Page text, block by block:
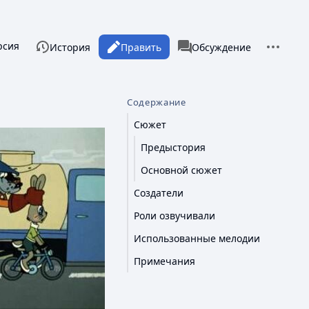
Править
История associated-pages
Статья
Обсуждение
Содержание
Сюжет
Предыстория
Основной сюжет
Создатели
Роли озвучивали
Использованные мелодии
Примечания